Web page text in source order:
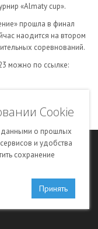
Cookie
данными о прошлых
и удобства
сохранение
Принять
«Almaty cup».
прошла в финал
наодится на втором
соревнований.
можно по ссылке:
областная
системы» на платформе